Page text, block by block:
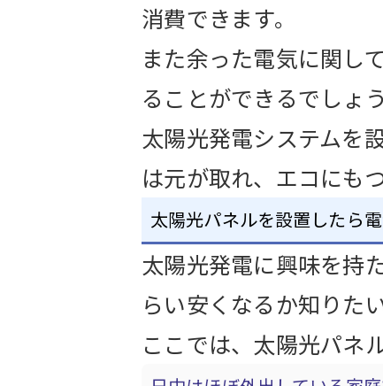
消費できます。
また余った電気に関し
ることができるでしょう
太陽光発電システムを
は元が取れ、エコにも
太陽光パネルを設置したら
太陽光発電に興味を持
らい安くなるか知りた
ここでは、太陽光パネ